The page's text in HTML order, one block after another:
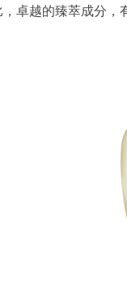
卓越的臻萃成分，